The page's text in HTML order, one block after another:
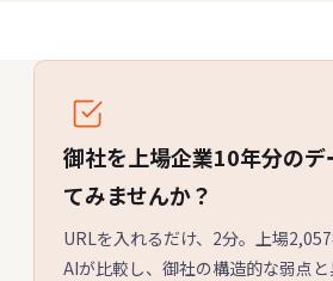
御社を上場企業10年分のデ
てみませんか？
URLを入れるだけ、2分。上場
AIが比較し、御社の構造的な弱点